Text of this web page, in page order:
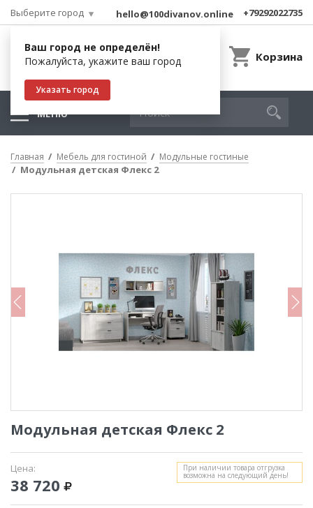
Выберите город
Ваш город не определён!
Пожалуйста, укажите ваш город
Указать город
hello@100divanov.online +79292022735
Корзина
МЕНЮ
Главная Мебель для гостиной Модульные гостиные
Модульная детская Флекс 2
Модульная детская Флекс 2
Цена:
38 720
При наличии товара отгрузка
возможна на следующий день!